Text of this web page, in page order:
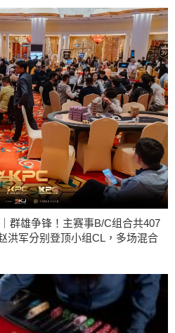
群雄争锋！主赛事B/C组合共407
洪军分别登顶小组CL，多场混合